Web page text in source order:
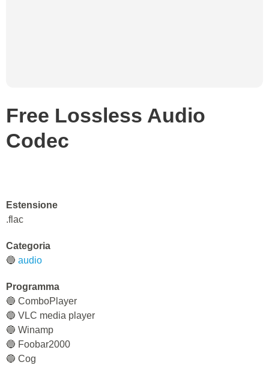
Free Lossless Audio
Codec
Estensione
.flac
Categoria
🔵 audio
Programma
🔵 СomboPlayer
🔵 VLC media player
🔵 Winamp
🔵 Foobar2000
🔵 Cog